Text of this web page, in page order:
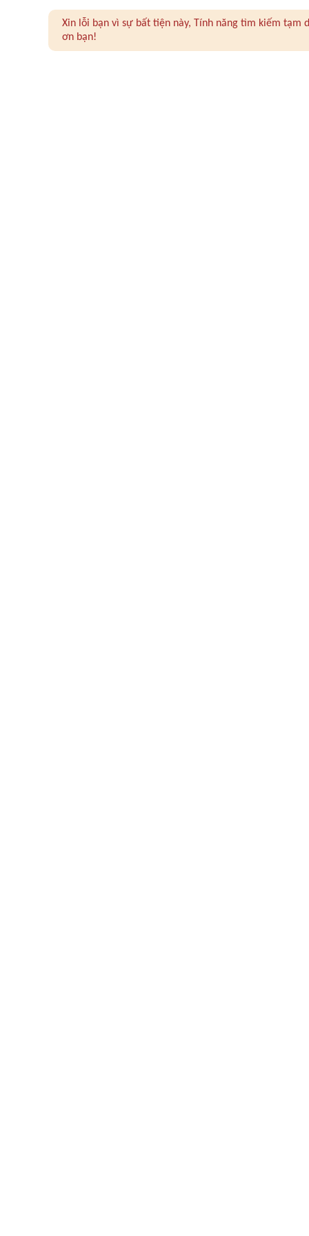
Xin lỗi bạn vì sự bất tiện này, Tính năng tìm kiếm
ơn bạn!